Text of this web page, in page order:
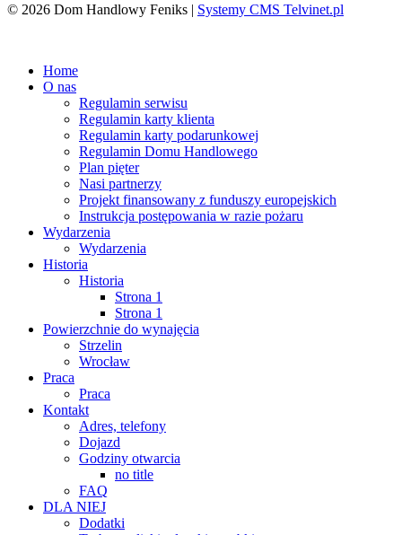
© 2026 Dom Handlowy Feniks | Systemy CMS Telvinet.pl
Home
O nas
Regulamin serwisu
Regulamin karty klienta
Regulamin karty podarunkowej
Regulamin Domu Handlowego
Plan pięter
Nasi partnerzy
Projekt finansowany z funduszy europejskich
Instrukcja postępowania w razie pożaru
Wydarzenia
Wydarzenia
Historia
Historia
Strona 1
Strona 1
Powierzchnie do wynajęcia
Strzelin
Wrocław
Praca
Praca
Kontakt
Adres, telefony
Dojazd
Godziny otwarcia
no title
FAQ
DLA NIEJ
Dodatki